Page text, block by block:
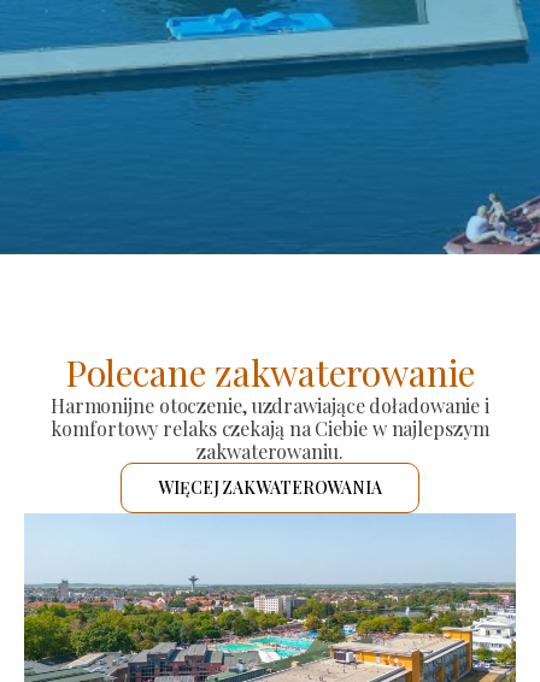
Polecane zakwaterowanie
Harmonijne otoczenie, uzdrawiające doładowanie i
komfortowy relaks czekają na Ciebie w najlepszym
zakwaterowaniu.
WIĘCEJ ZAKWATEROWANIA